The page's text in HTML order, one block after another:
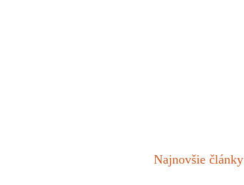
Najnovšie články